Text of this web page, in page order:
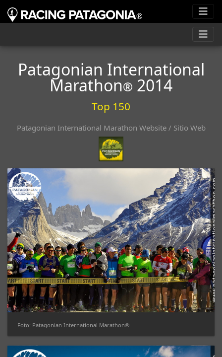
Patagonian International
Marathon® 2014
Top 150
Patagonian International Marathon Website / Sitio Web
Foto: Patagonian International Marathon®